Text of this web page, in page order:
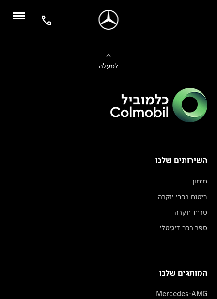
למעלה
השירותים שלנו
מימון
ביטוח רכבי יוקרה
טרייד יוקרה
ספר רכב דיגיטלי
המותגים שלנו
Mercedes-AMG